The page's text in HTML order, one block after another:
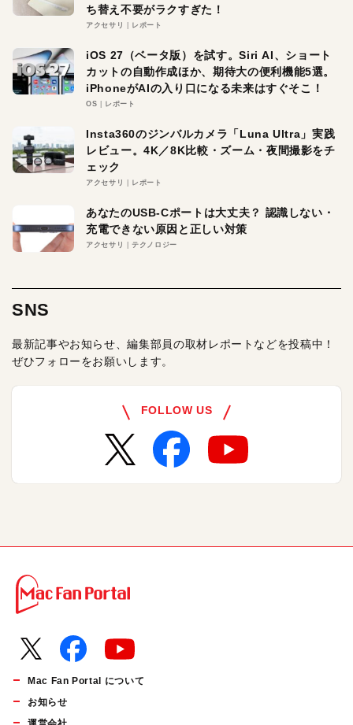
ち替え不要がラクすぎた！
アクセサリ レポート
iOS 27（ベータ版）を試す。Siri AI、ショート
カットの自動作成ほか、期待大の便利機能5選。
iPhoneがAIの入り口になる未来はすぐそこ！
OS レポート
Insta360のジンバルカメラ「Luna Ultra」実践
レビュー。4K／8K比較・ズーム・夜間撮影をチ
ェック
アクセサリ レポート
あなたのUSB-Cポートは大丈夫？ 認識しない・
充電できない原因と正しい対策
アクセサリ テクノロジー
SNS
最新記事やお知らせ、編集部員の取材レポートなどを投稿中！
ぜひフォローをお願いします。
FOLLOW US
Mac Fan Portal について
お知らせ